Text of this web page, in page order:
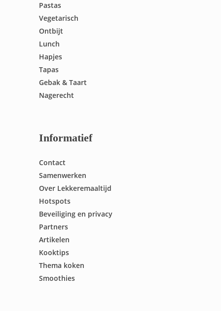
Pastas
Vegetarisch
Ontbijt
Lunch
Hapjes
Tapas
Gebak & Taart
Nagerecht
Informatief
Contact
Samenwerken
Over Lekkeremaaltijd
Hotspots
Beveiliging en privacy
Partners
Artikelen
Kooktips
Thema koken
Smoothies